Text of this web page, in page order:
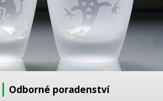
Odborné poradenství